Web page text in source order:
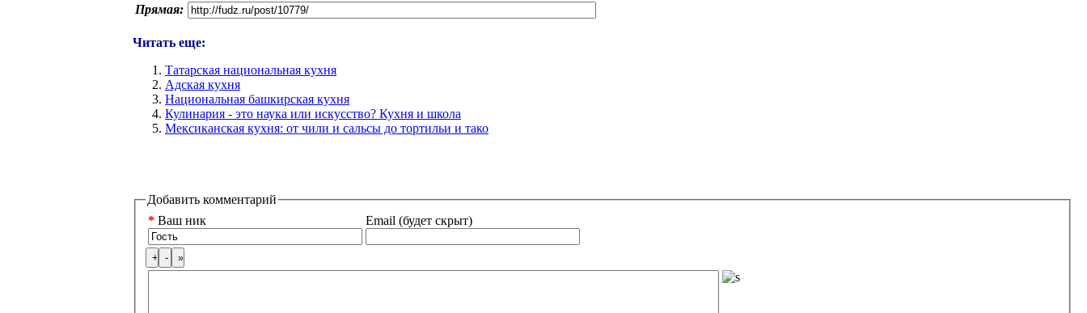
Прямая:
Читать еще:
Татарская национальная кухня
Адская кухня
Национальная башкирская кухня
Кулинария - это наука или искусство? Кухня и школа
Мексиканская кухня: от чили и сальсы до тортильи и тако
Добавить комментарий
* Ваш ник Email (будет скрыт)